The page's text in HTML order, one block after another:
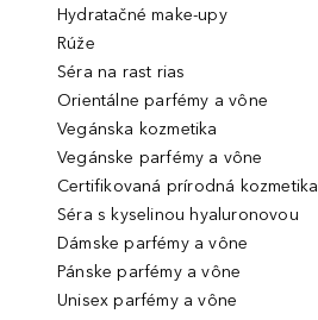
Hydratačné make-upy
Rúže
Séra na rast rias
Orientálne parfémy a vône
Vegánska kozmetika
Vegánske parfémy a vône
Certifikovaná prírodná kozmetika
Séra s kyselinou hyaluronovou
Dámske parfémy a vône
Pánske parfémy a vône
Unisex parfémy a vône